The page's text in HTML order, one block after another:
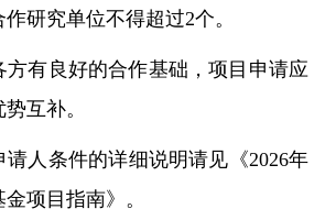
作研究单位不得超过2个。
方有良好的合作基础，项目申请应
互补。
请人条件的详细说明请见《2026年
项目指南》。